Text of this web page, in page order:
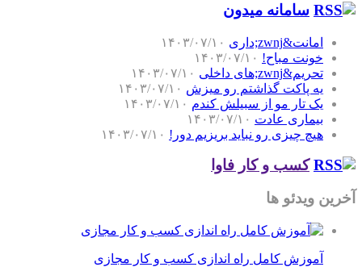
سامانه میدون
امانت&zwnj;داری
۱۴۰۳/۰۷/۱۰
خونت مباح! ۱۴۰۳/۰۷/۱۰
تحریم&zwnj;های داخلی
۱۴۰۳/۰۷/۱۰
یه پاکت گذاشتم رو میزش ۱۴۰۳/۰۷/۱۰
یک تار مو از سبیلش کندم ۱۴۰۳/۰۷/۱۰
بیماری عادت ۱۴۰۳/۰۷/۱۰
هیچ چیزی رو نباید بریزیم دور! ۱۴۰۳/۰۷/۱۰
کسب و کار فاوا
آخرین ویدئو ها
آموزش کامل راه اندازی کسب و کار مجازی